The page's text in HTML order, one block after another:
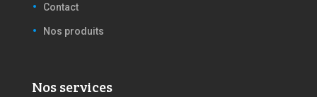
Contact
Nos produits
Nos services